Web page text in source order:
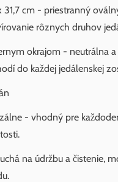
31,7 cm - priestranný
rôznych druhov
okrajom - neutrálna
do každej jedálenskej
- vhodný pre
na údržbu a čistenie,